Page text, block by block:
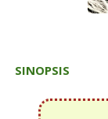
SINOPSIS